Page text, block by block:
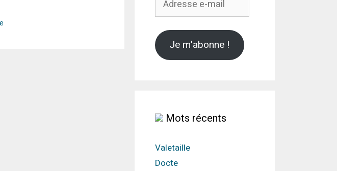
Je m'abonne !
Mots récents
Valetaille
Docte